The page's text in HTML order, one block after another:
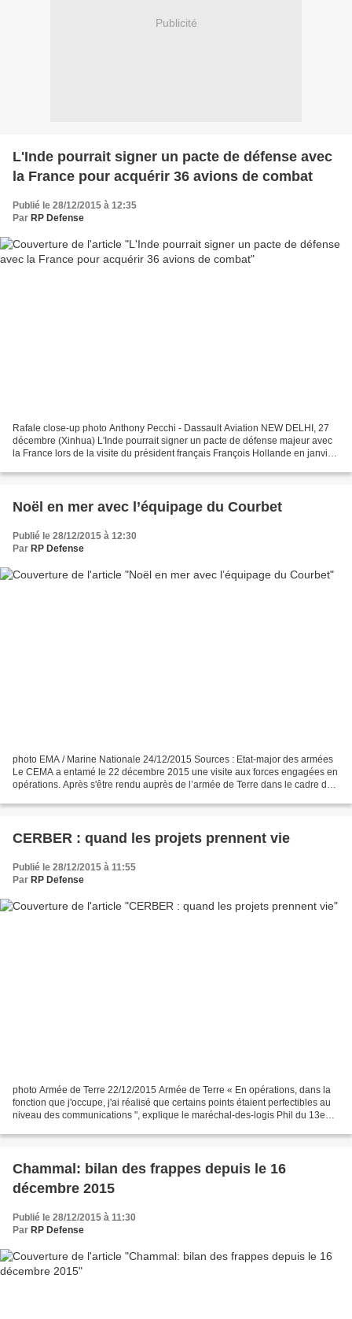
Publicité
L'Inde pourrait signer un pacte de défense avec
la France pour acquérir 36 avions de combat
Publié le 28/12/2015 à 12:35
Par RP Defense
Rafale close-up photo Anthony Pecchi - Dassault Aviation NEW DELHI, 27
décembre (Xinhua) L'Inde pourrait signer un pacte de défense majeur avec
la France lors de la visite du président français François Hollande en janvier
Noël en mer avec l’équipage du Courbet
Publié le 28/12/2015 à 12:30
Par RP Defense
photo EMA / Marine Nationale 24/12/2015 Sources : Etat-major des armées
Le CEMA a entamé le 22 décembre 2015 une visite aux forces engagées en
opérations. Après s'être rendu auprès de l’armée de Terre dans le cadre de
CERBER : quand les projets prennent vie
Publié le 28/12/2015 à 11:55
Par RP Defense
photo Armée de Terre 22/12/2015 Armée de Terre « En opérations, dans la
fonction que j'occupe, j'ai réalisé que certains points étaient perfectibles au
niveau des communications ", explique le maréchal-des-logis Phil du 13e
Chammal: bilan des frappes depuis le 16
décembre 2015
Publié le 28/12/2015 à 11:30
Par RP Defense